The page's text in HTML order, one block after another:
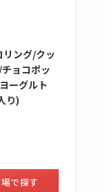
ング/クッ
ョコポッ
ーグルト
り)
で探す